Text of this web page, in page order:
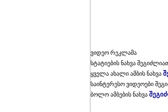
ვიდეო რეკლამა
სტატიების ნახვა
ყველა ახალი ამბის ნახვა
საინტერესო ვიდეოები
ბოლო ამბების ნახვა